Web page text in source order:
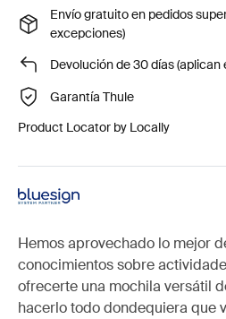
Envío gratuito en pedidos
excepciones)
Devolución de 30 días (aplican
Garantía Thule
Product Locator by Locally
Hemos aprovechado lo mejor
conocimientos sobre
ofrecerte una mochila versátil
hacerlo todo dondequiera que